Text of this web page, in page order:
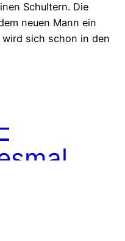
Schultern. Die
neuen Mann ein
sich schon in den